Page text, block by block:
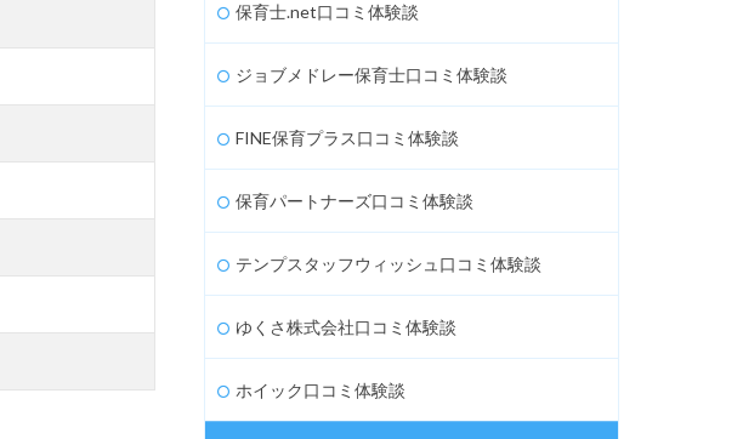
保育士.net口コミ体験談
ジョブメドレー保育士口コミ体験談
FINE保育プラス口コミ体験談
保育パートナーズ口コミ体験談
テンプスタッフウィッシュ口コミ体験談
ゆくさ株式会社口コミ体験談
ホイック口コミ体験談